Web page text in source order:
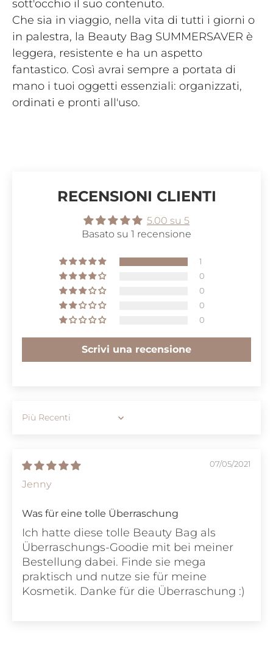
sott'occhio il suo contenuto.
Che sia in viaggio, nella vita di tutti i giorni o
in palestra, la Beauty Bag SUMMERSAVER è
leggera, resistente e ha un aspetto
fantastico. Così avrai sempre a portata di
mano i tuoi oggetti essenziali: organizzati,
ordinati e pronti all'uso.
RECENSIONI CLIENTI
5.00 su 5
Basato su 1 recensione
1
0
0
0
0
Scrivi una recensione
Sort by
07/05/2021
Jenny
Was für eine tolle Überraschung
Ich hatte diese tolle Beauty Bag als
Überraschungs-Goodie mit bei meiner
Bestellung dabei. Finde sie mega
praktisch und nutze sie für meine
Kosmetik. Danke für die Überraschung :)